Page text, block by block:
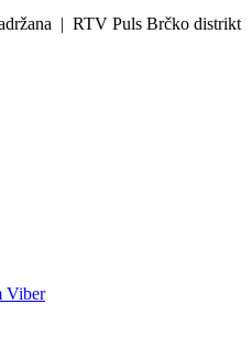
| RTV Puls Brčko distrikt
Viber